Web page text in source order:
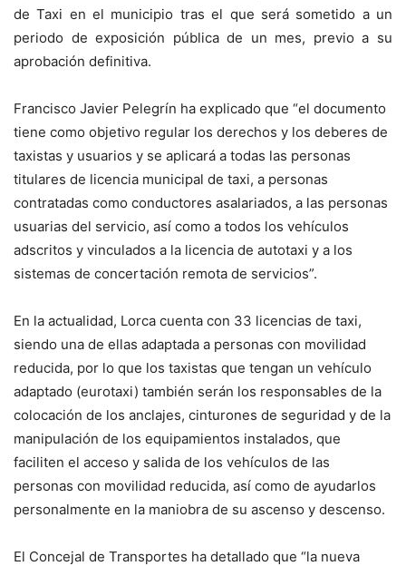
de Taxi en el municipio tras el que será sometido a un
periodo de exposición pública de un mes, previo a su
aprobación definitiva.
Francisco Javier Pelegrín ha explicado que “el documento
tiene como objetivo regular los derechos y los deberes de
taxistas y usuarios y se aplicará a todas las personas
titulares de licencia municipal de taxi, a personas
contratadas como conductores asalariados, a las personas
usuarias del servicio, así como a todos los vehículos
adscritos y vinculados a la licencia de autotaxi y a los
sistemas de concertación remota de servicios”.
En la actualidad, Lorca cuenta con 33 licencias de taxi,
siendo una de ellas adaptada a personas con movilidad
reducida, por lo que los taxistas que tengan un vehículo
adaptado (eurotaxi) también serán los responsables de la
colocación de los anclajes, cinturones de seguridad y de la
manipulación de los equipamientos instalados, que
faciliten el acceso y salida de los vehículos de las
personas con movilidad reducida, así como de ayudarlos
personalmente en la maniobra de su ascenso y descenso.
El Concejal de Transportes ha detallado que “la nueva